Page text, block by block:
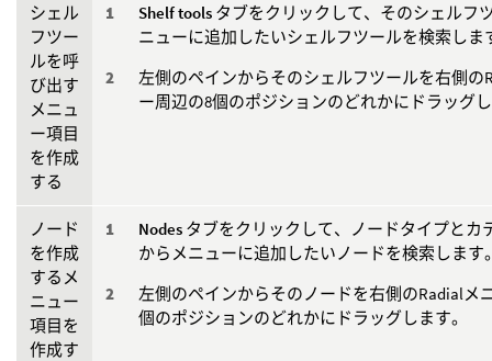
シェル
フツー
ルを呼
び出す
メニュ
ー項目
を作成
する
Shelf tools タブをクリックして、そのシェルフ
ニューに追加したいシェルフツールを検索しま
左側のペインからそのシェルフツールを右側の
ー周辺の8個のポジションのどれかにドラッグ
ノード
を作成
するメ
ニュー
項目を
作成す
Nodes タブをクリックして、ノードタイプとカ
からメニューに追加したいノードを検索します
左側のペインからそのノードを右側のRadialメ
個のポジションのどれかにドラッグします。